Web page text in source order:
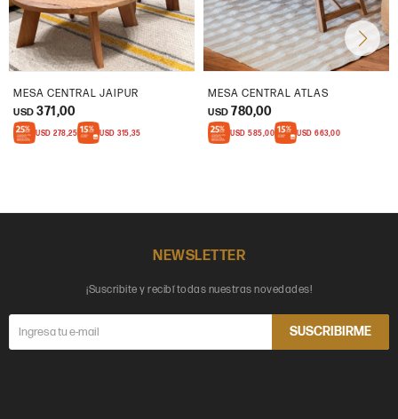
MESA CENTRAL JAIPUR
USD 371,00
USD 278,25 USD 315,35
MESA CENTRAL ATLAS
USD 780,00
USD 585,00 USD 663,00
NEWSLETTER
¡Suscribite y recibí todas nuestras novedades!
SUSCRIBIRME